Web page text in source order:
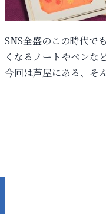
SNS全盛のこの時代で
くなるノートやペンな
今回は芦屋にある、そ